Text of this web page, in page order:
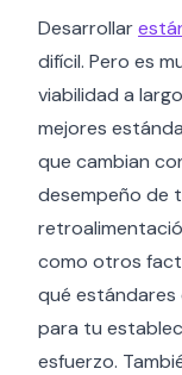
Desarrollar
difícil. Pero es
viabilidad a
mejores
que cambian
desempeño de
como otros
qué estándares
para tu
esfuerzo.